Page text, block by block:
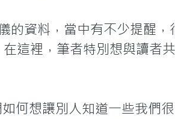
的資料，當中有不少提醒
這裡，筆者特別想與讀者
何想讓別人知道一些我們